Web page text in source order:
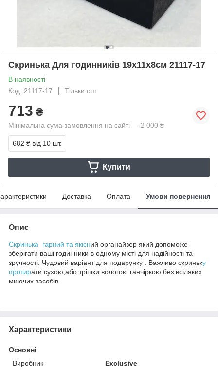
Скринька Для годинників 19х11х8см 21117-17
В наявності
Код: 21117-17
Тільки опт
713 ₴
Мінімальна сума замовлення на сайті — 2 000 ₴
682 ₴ від 10 шт.
Купити
Доставка Оплата Умови повернення
Опис
Скринька гарний та якісний органайзер який допоможе
зберігати ваші годинники в одному місті для надійності та
зручності. Чудовий варіант для подарунку . Важливо скриньку
протирати сухою,або трішки вологою ганчіркою без всіляких
миючих засобів.
Характеристики
Основні
Виробник
Exclusive